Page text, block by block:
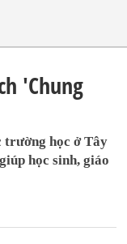
'Chung
trường học ở Tây
học sinh, giáo